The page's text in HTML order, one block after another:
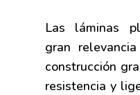
Las láminas
gran
construcción
resistencia y